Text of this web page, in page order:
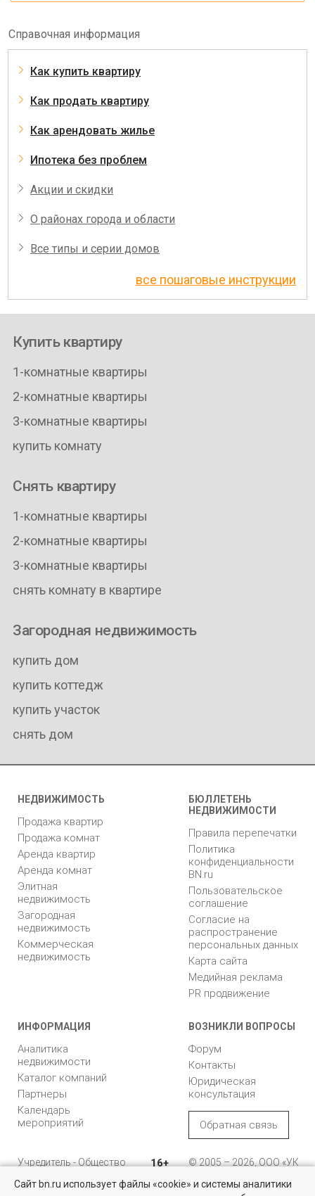
Справочная информация
Как купить квартиру
Как продать квартиру
Как арендовать жилье
Ипотека без проблем
Акции и скидки
О районах города и области
Все типы и серии домов
все пошаговые инструкции
Купить квартиру
1-комнатные квартиры
2-комнатные квартиры
3-комнатные квартиры
купить комнату
Снять квартиру
1-комнатные квартиры
2-комнатные квартиры
3-комнатные квартиры
снять комнату в квартире
Загородная недвижимость
купить дом
купить коттедж
купить участок
снять дом
НЕДВИЖИМОСТЬ
Продажа квартир
Продажа комнат
Аренда квартир
Аренда комнат
Элитная
недвижимость
Загородная
недвижимость
Коммерческая
недвижимость
БЮЛЛЕТЕНЬ
НЕДВИЖИМОСТИ
Правила перепечатки
Политика
конфиденциальности
BN.ru
Пользовательское
соглашение
Согласие на
распространение
персональных данных
Карта сайта
Медийная реклама
PR продвижение
ИНФОРМАЦИЯ
Аналитика
недвижимости
Каталог компаний
Партнеры
Календарь
мероприятий
ВОЗНИКЛИ ВОПРОСЫ
Форум
Контакты
Юридическая
консультация
Обратная связь
Учредитель - Общество
ответственностью
16+
© 2005 – 2026, ООО «УК
Сайт bn.ru использует файлы «cookie» и системы аналитики